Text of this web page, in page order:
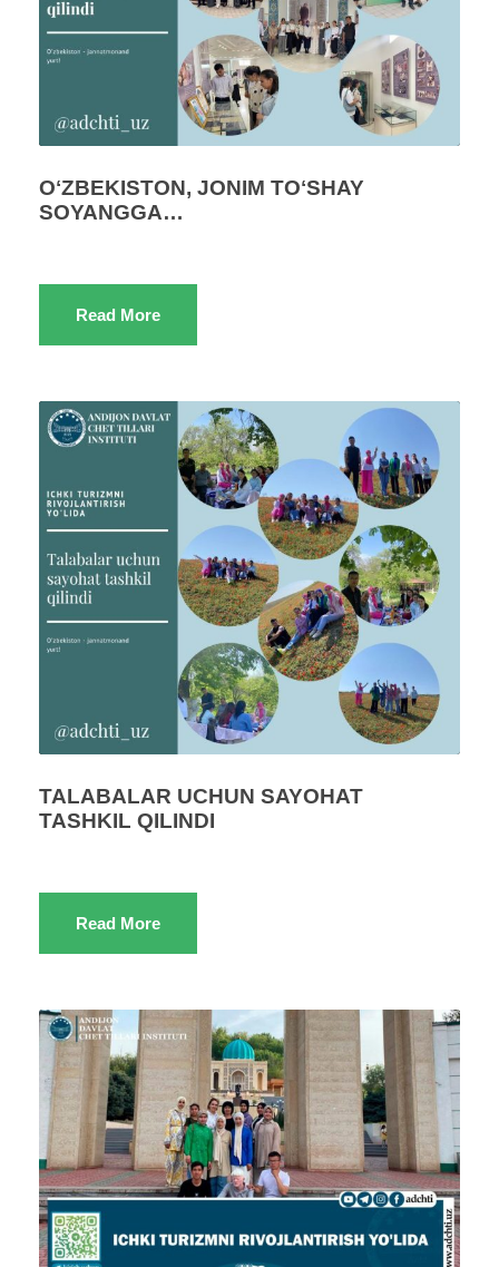
OʻZBEKISTON, JONIM TOʻSHAY
SOYANGGA…
Read More
TALABALAR UCHUN SAYOHAT
TASHKIL QILINDI
Read More